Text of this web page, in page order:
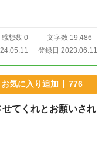
感想数 0
文字数 19,486
登録日 2023.06.11
お気に入り追加 776
せてくれとお願いされ